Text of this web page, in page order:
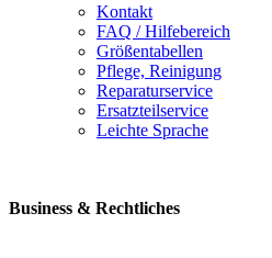
Kontakt
FAQ / Hilfebereich
Größentabellen
Pflege, Reinigung
Reparaturservice
Ersatzteilservice
Leichte Sprache
Business & Rechtliches